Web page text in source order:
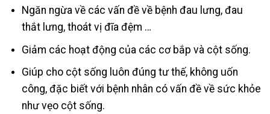
Ngăn ngừa về các vấn đề về bệnh đau lưng, đau
thắt lưng, thoát vị đĩa đệm …
Giảm các hoạt động của các cơ bắp và cột sống.
Giúp cho cột sống luôn đúng tư thế, không uốn
công, đặc biết với bệnh nhân có vấn đề về sức khỏe
như vẹo cột sống.